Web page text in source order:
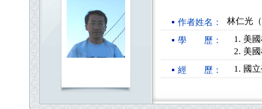
作者姓名： 林仁光
學 歷：
美
美
經 歷：
國